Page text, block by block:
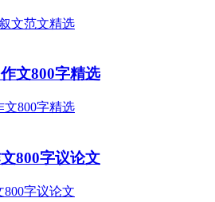
文800字精选
800字议论文